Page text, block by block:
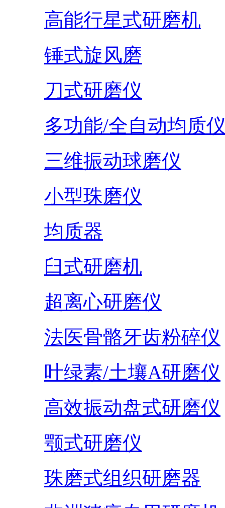
高能行星式研磨机
锤式旋风磨
刀式研磨仪
多功能/全自动均质
三维振动球磨仪
小型珠磨仪
均质器
臼式研磨机
超离心研磨仪
法医骨骼牙齿粉碎仪
叶绿素/土壤A研磨仪
高效振动盘式研磨仪
颚式研磨仪
珠磨式组织研磨器